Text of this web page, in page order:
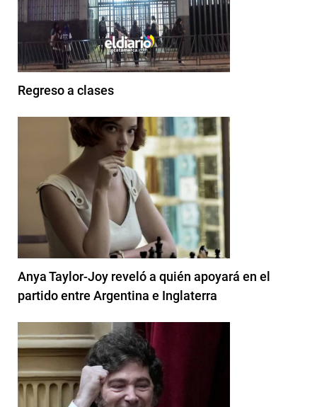
Regreso a clases
Anya Taylor-Joy reveló a quién apoyará en el
partido entre Argentina e Inglaterra